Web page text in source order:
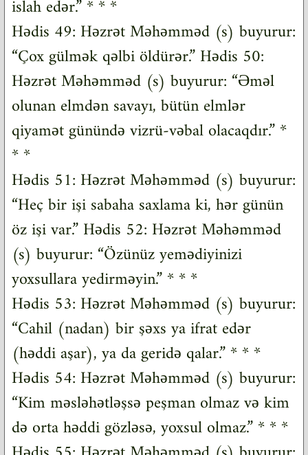
islah edər.” * * *
Hədis 49: Həzrət Məhəmməd (s) buyurur:
“Çox gülmək qəlbi öldürər.” Hədis 50:
Həzrət Məhəmməd (s) buyurur: “Əməl
olunan elmdən savayı, bütün elmlər
qiyamət günündə vizrü-vəbal olacaqdır.” *
* *
Hədis 51: Həzrət Məhəmməd (s) buyurur:
“Heç bir işi sabaha saxlama ki, hər günün
öz işi var.” Hədis 52: Həzrət Məhəmməd
(s) buyurur: “Özünüz yemədiyinizi
yoxsullara yedirməyin.” * * *
Hədis 53: Həzrət Məhəmməd (s) buyurur:
“Cahil (nadan) bir şəxs ya ifrat edər
(həddi aşar), ya da geridə qalar.” * * *
Hədis 54: Həzrət Məhəmməd (s) buyurur:
“Kim məsləhətləşsə peşman olmaz və kim
də orta həddi gözləsə, yoxsul olmaz.” * * *